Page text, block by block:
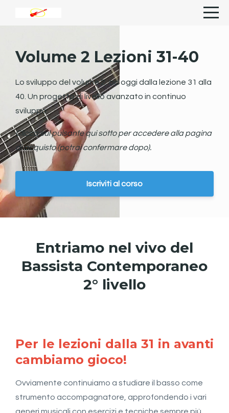
Volume 2 Lezioni 31-40
Lo sviluppo del volume 2, ad oggi dalla lezione 31 alla
40. Un progetto di livello avanzato in continuo
sviluppo.
Clicca sul pulsante qui sotto per accedere alla pagina
di acquisto (potrai confermare dopo).
Iscriviti al corso
Entriamo nel vivo del
Bassista Contemporaneo
2° livello
Per le lezioni dalla 31 in avanti
cambiamo gioco!
Ovviamente continuiamo a studiare il basso come
strumento accompagnatore, approfondendo i vari
generi musicali con esercizi e tecniche sempre più